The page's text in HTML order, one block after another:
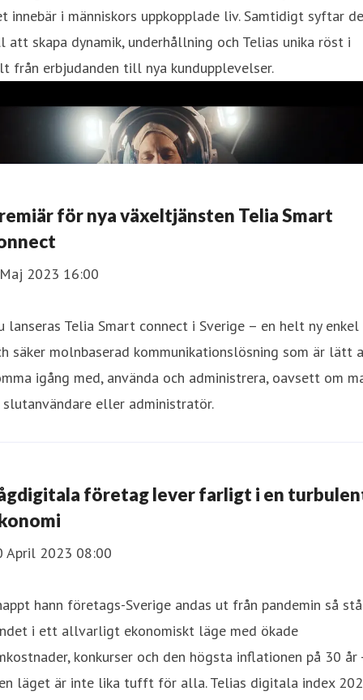
innebär i människors uppkopplade liv. Samtidigt syftar
att skapa dynamik, underhållning och Telias unika röst i
från erbjudanden till nya kundupplevelser.
för nya växeltjänsten Telia Smart
2023 16:00
lanseras Telia Smart connect i Sverige – en helt ny enkel
säker molnbaserad kommunikationslösning som är lätt
igång med, använda och administrera, oavsett om
slutanvändare eller administratör.
företag lever farligt i en
April 2023 08:00
hann företags-Sverige andas ut från pandemin så
i ett allvarligt ekonomiskt läge med ökade
konkurser och den högsta inflationen på 30 år
läget är inte lika tufft för alla. Telias digitala index